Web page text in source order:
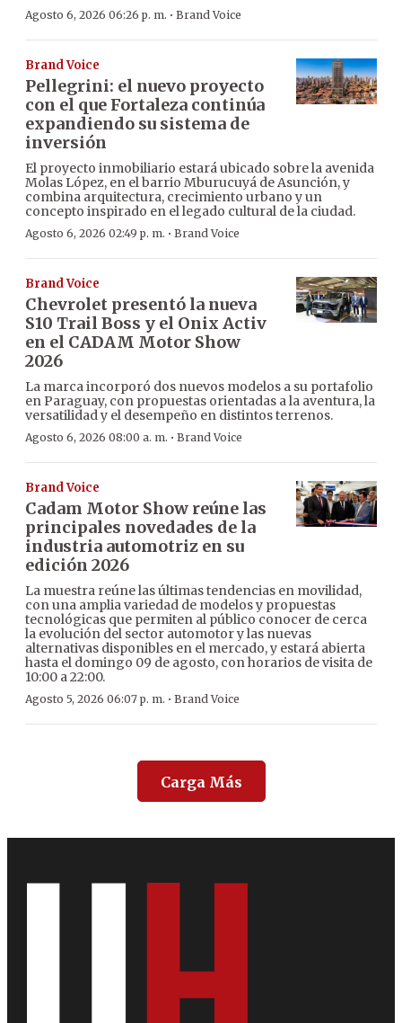
Agosto 6, 2026 06:26 p. m. · Brand Voice
Brand Voice
Pellegrini: el nuevo proyecto
con el que Fortaleza continúa
expandiendo su sistema de
inversión
El proyecto inmobiliario estará ubicado sobre la avenida
Molas López, en el barrio Mburucuyá de Asunción, y
combina arquitectura, crecimiento urbano y un
concepto inspirado en el legado cultural de la ciudad.
Agosto 6, 2026 02:49 p. m. · Brand Voice
Brand Voice
Chevrolet presentó la nueva
S10 Trail Boss y el Onix Activ
en el CADAM Motor Show
2026
La marca incorporó dos nuevos modelos a su portafolio
en Paraguay, con propuestas orientadas a la aventura, la
versatilidad y el desempeño en distintos terrenos.
Agosto 6, 2026 08:00 a. m. · Brand Voice
Brand Voice
Cadam Motor Show reúne las
principales novedades de la
industria automotriz en su
edición 2026
La muestra reúne las últimas tendencias en movilidad,
con una amplia variedad de modelos y propuestas
tecnológicas que permiten al público conocer de cerca
la evolución del sector automotor y las nuevas
alternativas disponibles en el mercado, y estará abierta
hasta el domingo 09 de agosto, con horarios de visita de
10:00 a 22:00.
Agosto 5, 2026 06:07 p. m. · Brand Voice
Carga Más